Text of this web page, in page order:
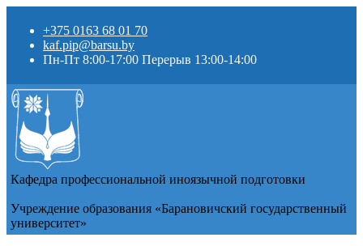
+375 0163 68 01 70
kaf.pip@barsu.by
Пн-Пт 8:00-17:00 Перерыв 13:00-14:00
Кафедра профессиональной иноязычной подготовки
Учреждение образования «Барановичский государственный
университет»